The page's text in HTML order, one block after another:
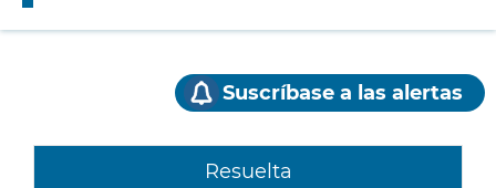
Suscríbase a las alertas
Resuelta